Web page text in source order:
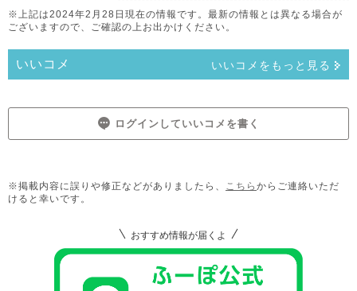
※上記は2024年2月28日現在の情報です。最新の情報とは異なる場合が
ございますので、ご確認の上お出かけください。
いいコメ いいコメをもっと見る
ログインしていいコメを書く
※掲載内容に誤りや修正などがありましたら、 こちら からご連絡いただ
けると幸いです。
おすすめ情報が届くよ